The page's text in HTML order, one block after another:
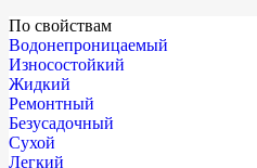
По свойствам
Водонепроницаемый
Износостойкий
Жидкий
Ремонтный
Безусадочный
Сухой
Легкий